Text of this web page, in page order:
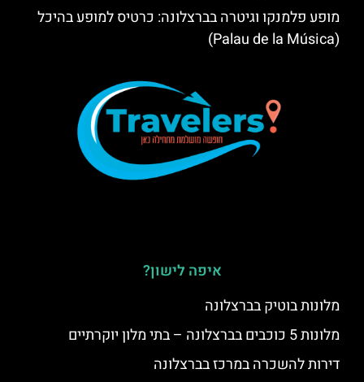
מופע פלמנקו וגיטרה בברצלונה: כרטיס למופע בהיכל
(Palau de la Música)
איפה לישון?
מלונות בוטיק בברצלונה
מלונות 5 כוכבים בברצלונה – בתי מלון יוקרתיים
דירות להשכרה במרכז בברצלונה